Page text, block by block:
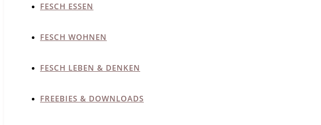
FESCH ESSEN
FESCH WOHNEN
FESCH LEBEN & DENKEN
FREEBIES & DOWNLOADS